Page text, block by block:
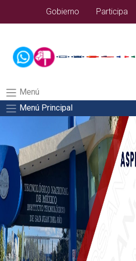
aspirantes/plantilla_tecnmSalida del comando:
Gobierno Participa
Menú
Menú Principal